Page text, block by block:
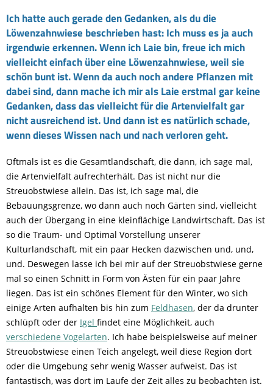
Ich hatte auch gerade den Gedanken, als du die
Löwenzahnwiese beschrieben hast: Ich muss es ja auch
irgendwie erkennen. Wenn ich Laie bin, freue ich mich
vielleicht einfach über eine Löwenzahnwiese, weil sie
schön bunt ist. Wenn da auch noch andere Pflanzen mit
dabei sind, dann mache ich mir als Laie erstmal gar keine
Gedanken, dass das vielleicht für die Artenvielfalt gar
nicht ausreichend ist. Und dann ist es natürlich schade,
wenn dieses Wissen nach und nach verloren geht.
Oftmals ist es die Gesamtlandschaft, die dann, ich sage mal,
die Artenvielfalt aufrechterhält. Das ist nicht nur die
Streuobstwiese allein. Das ist, ich sage mal, die
Bebauungsgrenze, wo dann auch noch Gärten sind, vielleicht
auch der Übergang in eine kleinflächige Landwirtschaft. Das ist
so die Traum- und Optimal Vorstellung unserer
Kulturlandschaft, mit ein paar Hecken dazwischen und, und,
und. Deswegen lasse ich bei mir auf der Streuobstwiese gerne
mal so einen Schnitt in Form von Ästen für ein paar Jahre
liegen. Das ist ein schönes Element für den Winter, wo sich
einige Arten aufhalten bis hin zum Feldhasen, der da drunter
schlüpft oder der Igel findet eine Möglichkeit, auch
verschiedene Vogelarten. Ich habe beispielsweise auf meiner
Streuobstwiese einen Teich angelegt, weil diese Region dort
oder die Umgebung sehr wenig Wasser aufweist. Das ist
fantastisch, was dort im Laufe der Zeit alles zu beobachten ist.